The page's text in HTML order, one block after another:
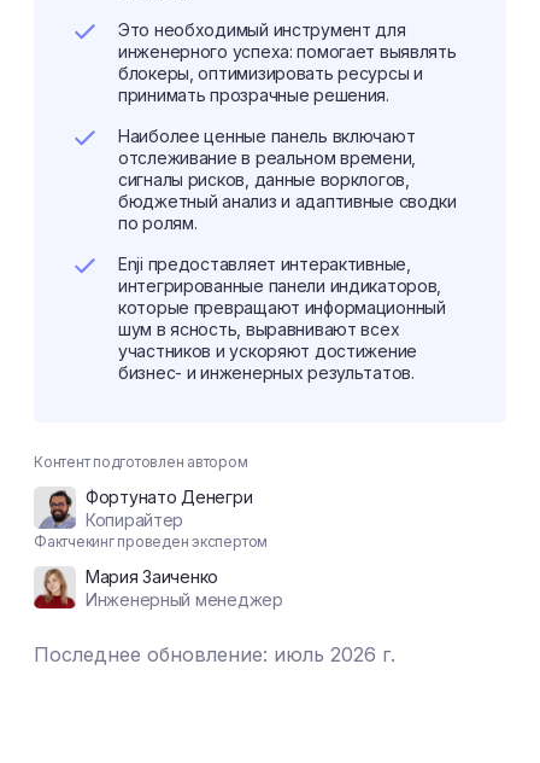
Это необходимый инструмент для
инженерного успеха: помогает выявлять
блокеры, оптимизировать ресурсы и
принимать прозрачные решения.
Наиболее ценные панель включают
отслеживание в реальном времени,
сигналы рисков, данные ворклогов,
бюджетный анализ и адаптивные сводки
по ролям.
Enji предоставляет интерактивные,
интегрированные панели индикаторов,
которые превращают информационный
шум в ясность, выравнивают всех
участников и ускоряют достижение
бизнес- и инженерных результатов.
Контент подготовлен автором
Фортунато Денегри
Копирайтер
Фактчекинг проведен экспертом
Мария Заиченко
Инженерный менеджер
Последнее обновление: июль 2026 г.